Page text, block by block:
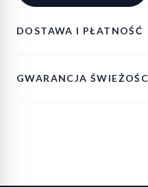
DOSTAWA I PŁATNOŚĆ
GWARANCJA